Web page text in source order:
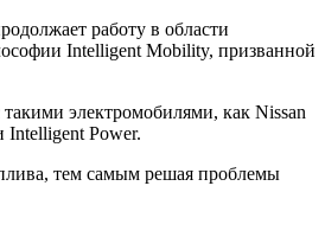
работу в области
Intelligent Mobility, призванной
электромобилями, как Nissan
Power.
тем самым решая проблемы